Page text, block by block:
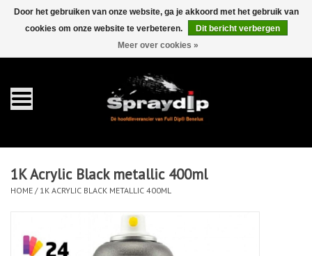
0 Artikelen - €0,00
Gallons
Sprays
Sets
1K Acrylic Black metallic 400ml
HOME / 1K ACRYLIC BLACK METALLIC 400ML
Door het gebruiken van onze website, ga je akkoord met het gebruik van
cookies om onze website te verbeteren.
Dit bericht verbergen
Meer over cookies »